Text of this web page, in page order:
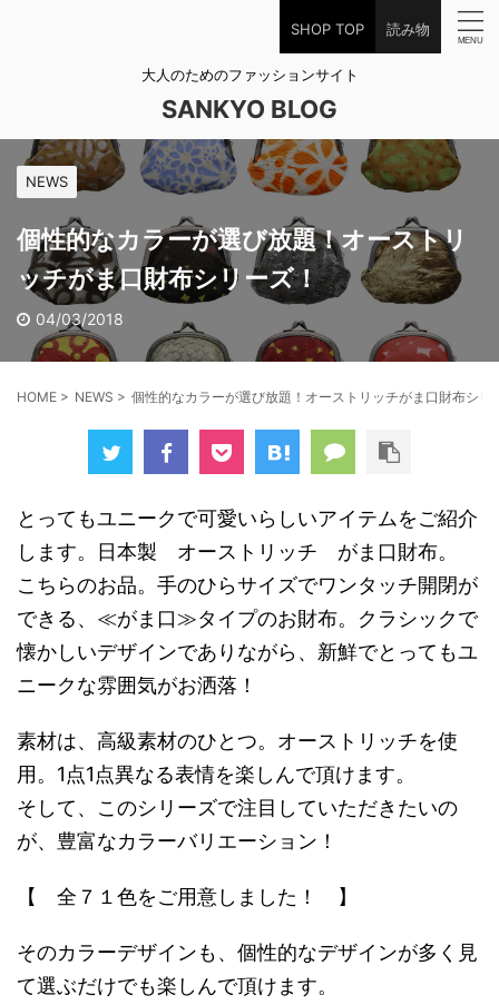
SHOP TOP 読み物
大人のためのファッションサイト
SANKYO BLOG
NEWS
個性的なカラーが選び放題！オーストリ
ッチがま口財布シリーズ！
04/03/2018
HOME > NEWS > 個性的なカラーが選び放題！オーストリッチがま口財布シリ
とってもユニークで可愛いらしいアイテムをご紹介
します。日本製 オーストリッチ がま口財布。
こちらのお品。手のひらサイズでワンタッチ開閉が
できる、≪がま口≫タイプのお財布。クラシックで
懐かしいデザインでありながら、新鮮でとってもユ
ニークな雰囲気がお洒落！
素材は、高級素材のひとつ。オーストリッチを使
用。1点1点異なる表情を楽しんで頂けます。
そして、このシリーズで注目していただきたいの
が、豊富なカラーバリエーション！
【 全７１色をご用意しました！ 】
そのカラーデザインも、個性的なデザインが多く見
て選ぶだけでも楽しんで頂けます。